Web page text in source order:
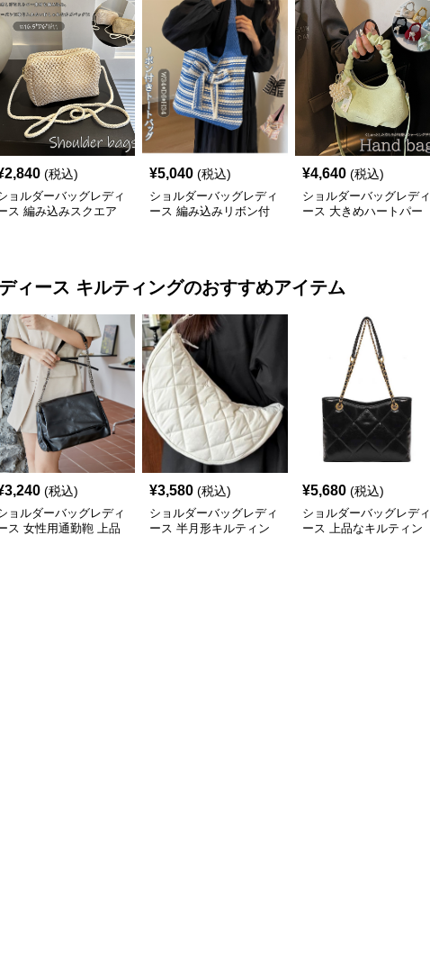
2,840 (税込)
ョルダーバッグレディ
ス 編み込みスクエア
¥5,040 (税込)
ショルダーバッグレディ
ース 編み込みリボン付
¥4,640 (税込)
ショルダーバッグレディ
ース 大きめハートパー
ィース キルティングのおすすめアイテム
3,240 (税込)
ョルダーバッグレディ
ス 女性用通勤鞄 上品
¥3,580 (税込)
ショルダーバッグレディ
ース 半月形キルティン
¥5,680 (税込)
ショルダーバッグレディ
ース 上品なキルティン